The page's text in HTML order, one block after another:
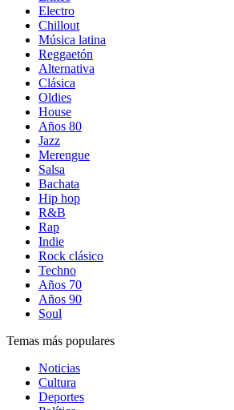
Electro
Chillout
Música latina
Reggaetón
Alternativa
Clásica
Oldies
House
Años 80
Jazz
Merengue
Salsa
Bachata
Hip hop
R&B
Rap
Indie
Rock clásico
Techno
Años 70
Años 90
Soul
Temas más populares
Noticias
Cultura
Deportes